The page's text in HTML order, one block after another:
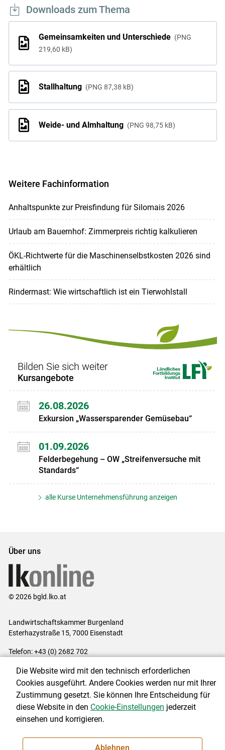
Downloads zum Thema
Gemeinsamkeiten und Unterschiede
PNG
219,60 kB
Stallhaltung PNG 87,38 kB
Weide- und Almhaltung PNG 98,75 kB
Weitere Fachinformation
Anhaltspunkte zur Preisfindung für Silomais 2026
Urlaub am Bauernhof: Zimmerpreis richtig kalkulieren
ÖKL-Richtwerte für die Maschinenselbstkosten 2026 sind
erhältlich
Rindermast: Wie wirtschaftlich ist ein Tierwohlstall
Bilden Sie sich weiter
Kursangebote
26.08.2026
Exkursion „Wassersparender Gemüsebau“
01.09.2026
Felderbegehung – OW „Streifenversuche mit
Standards“
alle Kurse Unternehmensführung anzeigen
Über uns
© 2026 bgld.lko.at
Landwirtschaftskammer Burgenland
Esterhazystraße 15, 7000 Eisenstadt
Telefon: +43 (0) 2682 702
Impressum|Kontakt|Datenschutzerklärung|Barrierefreiheit|
Cookie-Einstellungen
NEWSLETTER
Die Website wird mit den technisch erforderlichen
Cookies ausgeführt. Andere Cookies werden nur mit Ihrer
Zustimmung gesetzt. Sie können Ihre Entscheidung für
diese Website in den Cookie-Einstellungen jederzeit
einsehen und korrigieren.
Ablehnen